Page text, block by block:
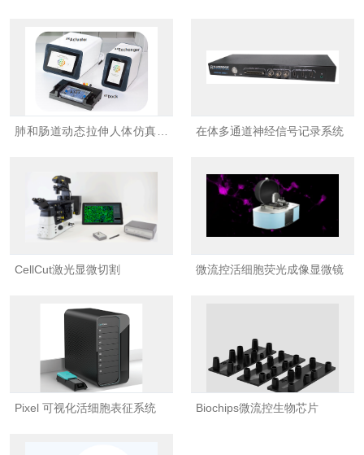
肺和肠道动态拉伸人体仿真类
在体多通道神经信号记录系统
CellCut激光显微切割 微流控活细胞荧光成像显微镜
Pixel 可视化活细胞表征系统 Biochips微流控生物芯片